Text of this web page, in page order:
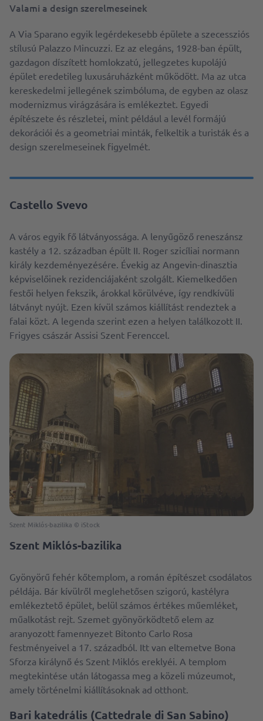
Valami a design szerelmeseinek
A Via Sparano egyik legérdekesebb épülete a szecessziós
stílusú Palazzo Mincuzzi. Ez az elegáns, 1928-ban épült,
gazdagon díszített homlokzatú, jellegzetes kupolájú
épület eredetileg luxusáruházként működött. Ma az utca
kereskedelmi jellegének szimbóluma, de egyben az olasz
modernizmus virágzására is emlékeztet. Egyedi
építészete és részletei, mint például a levél formájú
dekorációi és a geometriai minták, felkeltik a turisták és a
design szerelmeseinek figyelmét.
Castello Svevo
A város egyik fő látványossága. A lenyűgöző reneszánsz
kastély a 12. században épült II. Roger szicíliai normann
király kezdeményezésére. Évekig az Angevin-dinasztia
képviselőinek rezidenciájaként szolgált. Kiemelkedően
festői helyen fekszik, árokkal körülvéve, így rendkívüli
látványt nyújt. Ezen kívül számos kiállítást rendeztek a
falai közt. A legenda szerint ezen a helyen találkozott II.
Frigyes császár Assisi Szent Ferenccel.
Szent Miklós-bazilika © iStock
Szent Miklós-bazilika
Gyönyörű fehér kőtemplom, a román építészet csodálatos
példája. Bár kívülről meglehetősen szigorú, kastélyra
emlékeztető épület, belül számos értékes műemléket,
műalkotást rejt. Szemet gyönyörködtető elem az
aranyozott famennyezet Bitonto Carlo Rosa
festményeivel a 17. századból. Itt van eltemetve Bona
Sforza királynő és Szent Miklós ereklyéi. A templom
megtekintése után látogassa meg a közeli múzeumot,
amely történelmi kiállításoknak ad otthont.
Bari katedrális (Cattedrale di San Sabino)